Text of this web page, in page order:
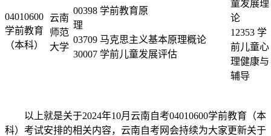
04010600
学前教育
（本科）
云南
师范
大学
00398 学前教育原
理
03709 马克思主义基本原理概论
30007 学前儿童发展评估
童发展理
论
12353 学
前儿童心
理健康与
辅导
以上就是关于2024年10月云南自考04010600学前教育（本
科）考试安排的相关内容，云南自考网会持续为大家更新关于